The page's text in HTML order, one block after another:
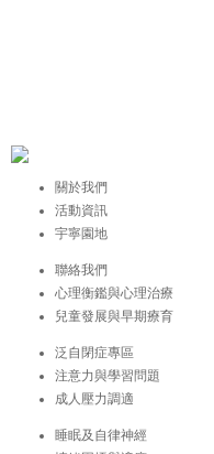
關於我們
活動資訊
宇寧園地
聯絡我們
心理衡鑑與心理治療
兒童發展與早期療育
泛自閉症專區
注意力與學習問題
成人壓力調適
睡眠及自律神經